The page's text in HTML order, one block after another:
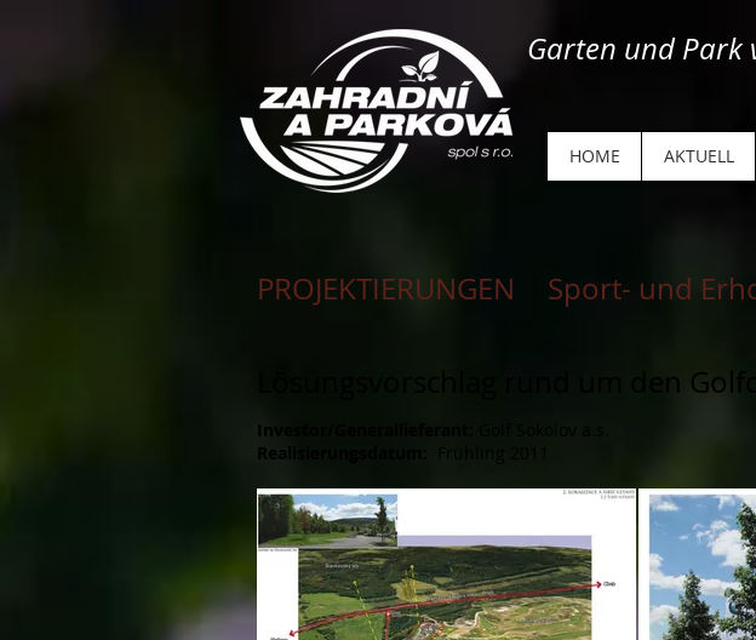
Garten und Park
HOME AKTUELL
Sport- und
PROJEKTIERUNGEN
Lösungsvorschlag rund um den
Investor/Generallieferant:
Realisierungsdatum: